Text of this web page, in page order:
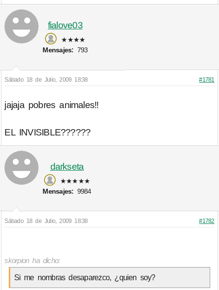
fialove03
★★★★
Mensajes: 793
Sábado 18 de Julio, 2009 18:38 #1781
jajaja pobres animales!!
EL INVISIBLE??????
darkseta
★★★★★
Mensajes: 9984
Sábado 18 de Julio, 2009 18:38 #1782
skorpion ha dicho:
Si me nombras desaparezco, ¿quien soy?